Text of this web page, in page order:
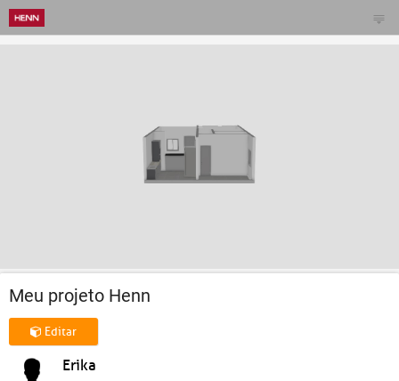
Meu projeto Henn
Editar
Erika